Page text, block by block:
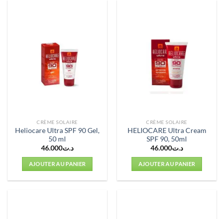
CRÈME SOLAIRE
Heliocare Ultra SPF 90 Gel,
50 ml
د.ت46.000
AJOUTER AU PANIER
CRÈME SOLAIRE
HELIOCARE Ultra Cream
SPF 90, 50ml
د.ت46.000
AJOUTER AU PANIER